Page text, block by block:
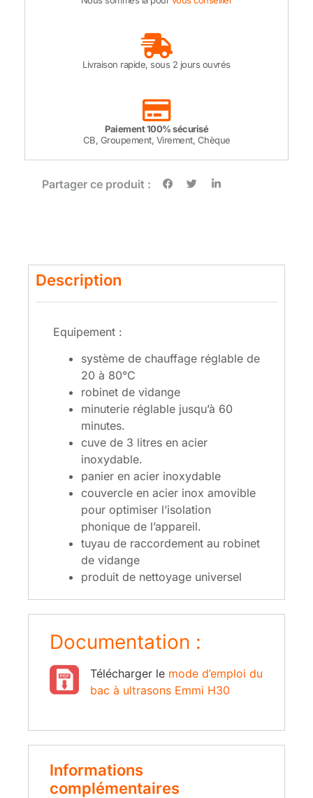
Livraison rapide, sous 2 jours ouvrés
Paiement 100% sécurisé
CB, Groupement, Virement, Chèque
Partager ce produit :
Description
Equipement :
système de chauffage réglable de
20 à 80°C
robinet de vidange
minuterie réglable jusqu’à 60
minutes.
cuve de 3 litres en acier
inoxydable.
panier en acier inoxydable
couvercle en acier inox amovible
pour optimiser l’isolation
phonique de l’appareil.
tuyau de raccordement au robinet
de vidange
produit de nettoyage universel
Documentation :
Télécharger le mode d’emploi du
bac à ultrasons Emmi H30
Informations
complémentaires